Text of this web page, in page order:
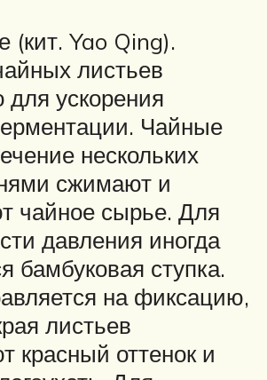
(кит. Yao Qing).
листьев
ускорения
Чайные
нескольких
сжимают и
чайное сырье. Для
давления иногда
бамбуковая ступка.
на фиксацию,
листьев
красный оттенок и